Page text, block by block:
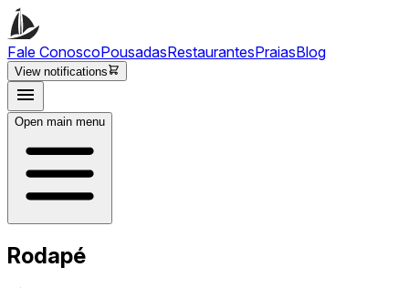
Fale ConoscoPousadasRestaurantesPraiasBlog
View notifications
Open main menu
Rodapé